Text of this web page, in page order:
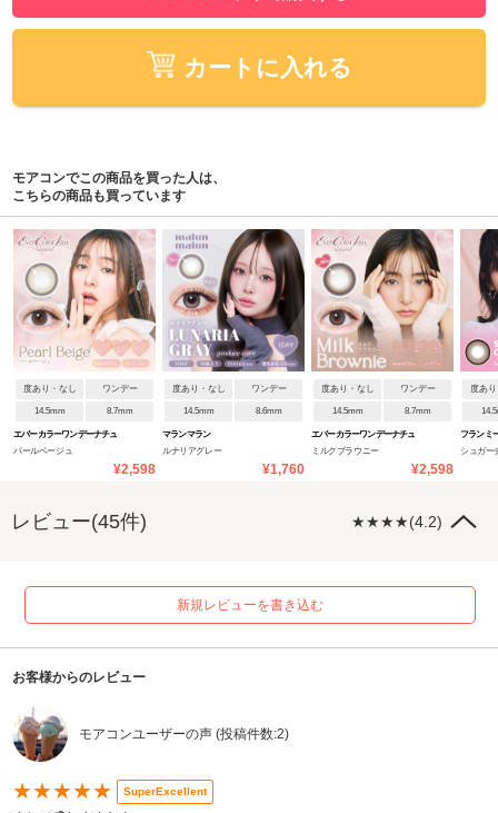
カートに入れる
モアコンでこの商品を買った人は、
こちらの商品も買っています
度あり・なし ワンデー
14.5mm 8.7mm
エバーカラーワンデーナチュ
パールベージュ
¥2,598
度あり・なし ワンデー
14.5mm 8.6mm
マランマラン
ルナリアグレー
¥1,760
度あり・なし ワンデー
14.5mm 8.7mm
エバーカラーワンデーナチュ
ミルクブラウニー
¥2,598
度あ
フランミ
シュガー
レビュー(45件) ★★★★(4.2)
新規レビューを書き込む
お客様からのレビュー
モアコンユーザーの声 (投稿件数:2)
★★★★★ SuperExcellent